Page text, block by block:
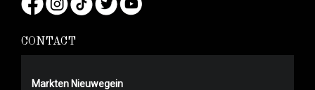
CONTACT
Markten Nieuwegein